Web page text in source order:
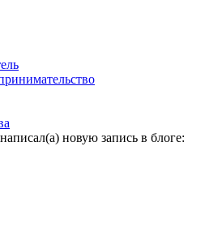
написал(а) новую запись в блоге: